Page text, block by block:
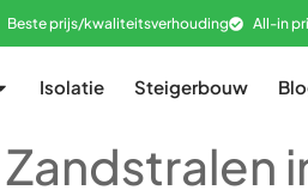
Beste prijs/kwaliteitsverhouding All-in
Isolatie Steigerbouw
Zandstralen